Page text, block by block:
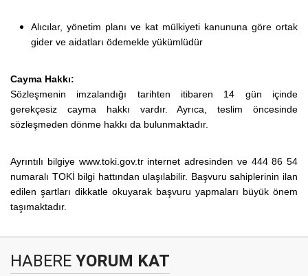
Alıcılar, yönetim planı ve kat mülkiyeti kanununa göre ortak
gider ve aidatları ödemekle yükümlüdür
Cayma Hakkı:
Sözleşmenin imzalandığı tarihten itibaren 14 gün içinde
gerekçesiz cayma hakkı vardır. Ayrıca, teslim öncesinde
sözleşmeden dönme hakkı da bulunmaktadır.
Ayrıntılı bilgiye www.toki.gov.tr internet adresinden ve 444 86 54
numaralı TOKİ bilgi hattından ulaşılabilir. Başvuru sahiplerinin ilan
edilen şartları dikkatle okuyarak başvuru yapmaları büyük önem
taşımaktadır.
HABERE YORUM KAT